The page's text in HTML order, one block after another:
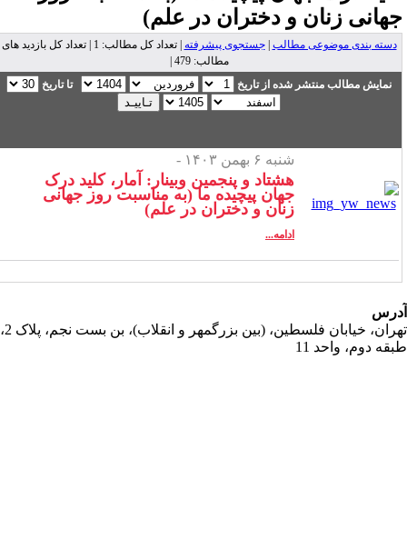
زنان و دختران در علم)
دسته بندی موضوعی مطالب|جستجوی پیشرفته
| تعداد کل مطالب: 1 | تعداد کل بازدید های
مطالب: 479 |
نمایش مطالب منتشر شده از تاریخ
تا تاریخ
شنبه ۶ بهمن ۱۴۰۳ -
هشتاد و پنجمین وبینار: آمار، کلید درک
جهان پیچیده ما (به مناسبت روز جهانی
زنان و دختران در علم)
ادامه...
تهران، خیابان فلسطین، (بین بزرگمهر و انقلاب)، بن بست نجم، پلاک 2،
دوم، واحد 11